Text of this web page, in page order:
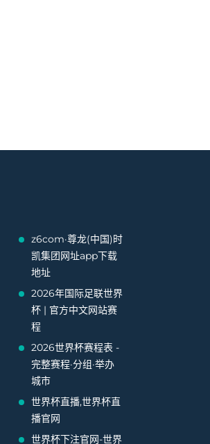
z6com·尊龙(中国)时
凯集团网址app下载
地址
2026年国际足联世界
杯 | 官方中文网站赛
程
2026世界杯赛程表 -
完整赛程·分组·举办
城市
世界杯直播,世界杯直
播官网
世界杯下注官网-世界